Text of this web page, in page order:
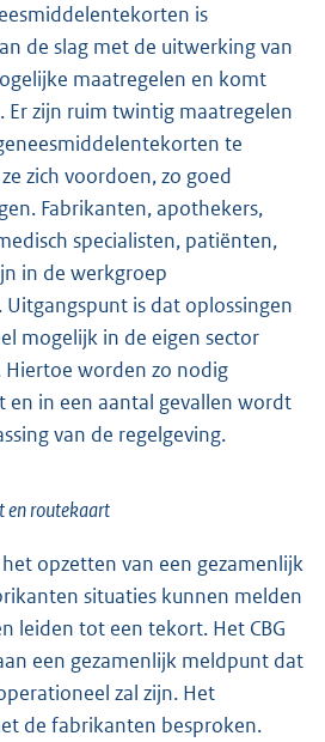
is
de slag met de uitwerking van
maatregelen en komt
Er zijn ruim twintig maatregelen
te
zich voordoen, zo goed
Fabrikanten, apothekers,
specialisten, patiënten,
in de werkgroep
is dat oplossingen
mogelijk in de eigen sector
worden zo nodig
en in een aantal gevallen wordt
van de regelgeving.
en routekaart
het opzetten van een gezamenlijk
situaties kunnen melden
leiden tot een tekort. Het CBG
een gezamenlijk meldpunt dat
zal zijn. Het
de fabrikanten besproken.